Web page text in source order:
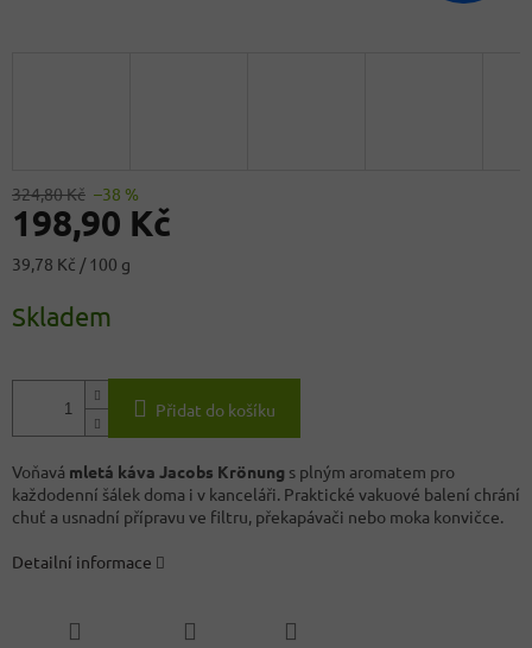
324,80 Kč –38 %
198,90 Kč
Měrná
39,78 Kč / 100 g
Skladem
Přidat do košíku
Voňavá mletá káva Jacobs Krönung s plným aromatem pro
každodenní šálek doma i v kanceláři. Praktické vakuové balení chrání
chuť a usnadní přípravu ve filtru, překapávači nebo moka konvičce.
Detailní informace